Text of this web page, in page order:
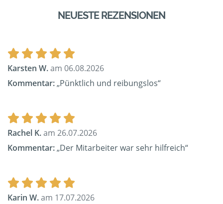
NEUESTE REZENSIONEN
Karsten W.am 06.08.2026
Kommentar:„Pünktlich und reibungslos“
Rachel K.am 26.07.2026
Kommentar:„Der Mitarbeiter war sehr hilfreich“
Karin W.am 17.07.2026